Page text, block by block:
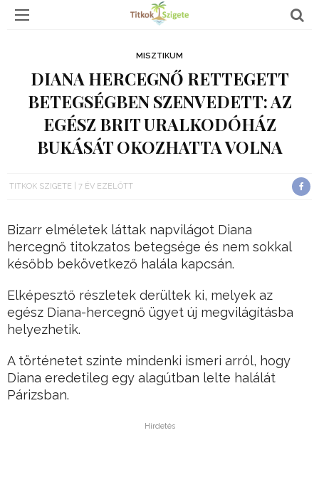
MISZTIKUM
DIANA HERCEGNŐ RETTEGETT
BETEGSÉGBEN SZENVEDETT: AZ
EGÉSZ BRIT URALKODÓHÁZ
BUKÁSÁT OKOZHATTA VOLNA
TITKOK SZIGETE 7 ÉV EZELŐTT
Bizarr elméletek láttak napvilágot Diana
hercegnő titokzatos betegsége és nem sokkal
később bekövetkező halála kapcsán.
Elképesztő részletek derültek ki, melyek az
egész Diana-hercegnő ügyet új megvilágításba
helyezhetik.
A történetet szinte mindenki ismeri arról, hogy
Diana eredetileg egy alagútban lelte halálát
Párizsban.
Hirdetés